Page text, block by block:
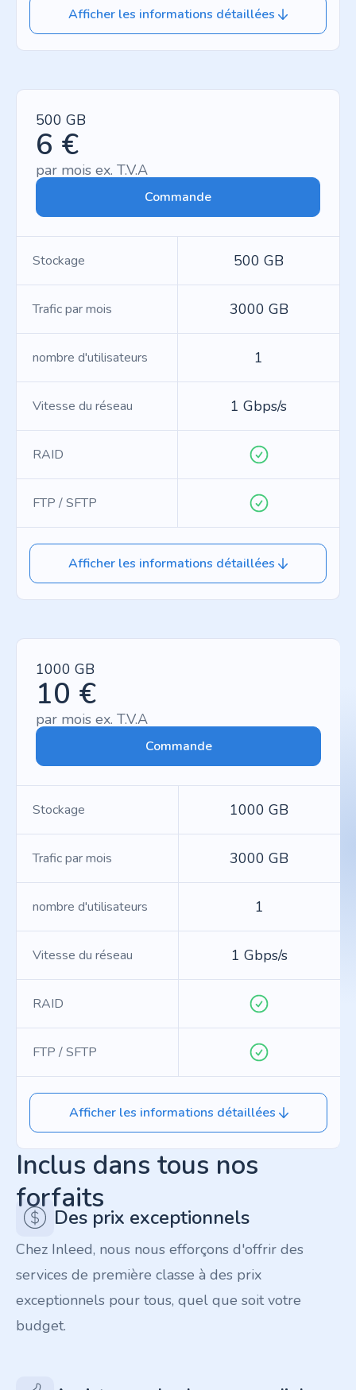
Afficher les informations détaillées
500 GB
6 €
par mois ex. T.V.A
Commande
Stockage 500 GB
Trafic par mois 3000 GB
nombre d'utilisateurs 1
Vitesse du réseau 1 Gbps/s
RAID
FTP / SFTP
Afficher les informations détaillées
1000 GB
10 €
par mois ex. T.V.A
Commande
Stockage 1000 GB
Trafic par mois 3000 GB
nombre d'utilisateurs 1
Vitesse du réseau 1 Gbps/s
RAID
FTP / SFTP
Afficher les informations détaillées
Inclus dans tous nos
forfaits
Des prix exceptionnels
Chez Inleed, nous nous efforçons d'offrir des
services de première classe à des prix
exceptionnels pour tous, quel que soit votre
budget.